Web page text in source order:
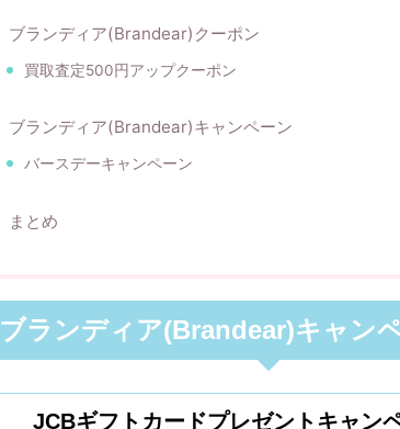
ブランディア(Brandear)クーポン
買取査定500円アップクーポン
ブランディア(Brandear)キャンペーン
バースデーキャンペーン
まとめ
ブランディア(Brandear)キャン
JCBギフトカードプレゼントキャン